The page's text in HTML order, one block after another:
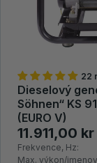
22
Dieselový
Söhnen“ KS
(EURO V)
11.911,00 kr
Frekvence, Hz:
Max. výkon/